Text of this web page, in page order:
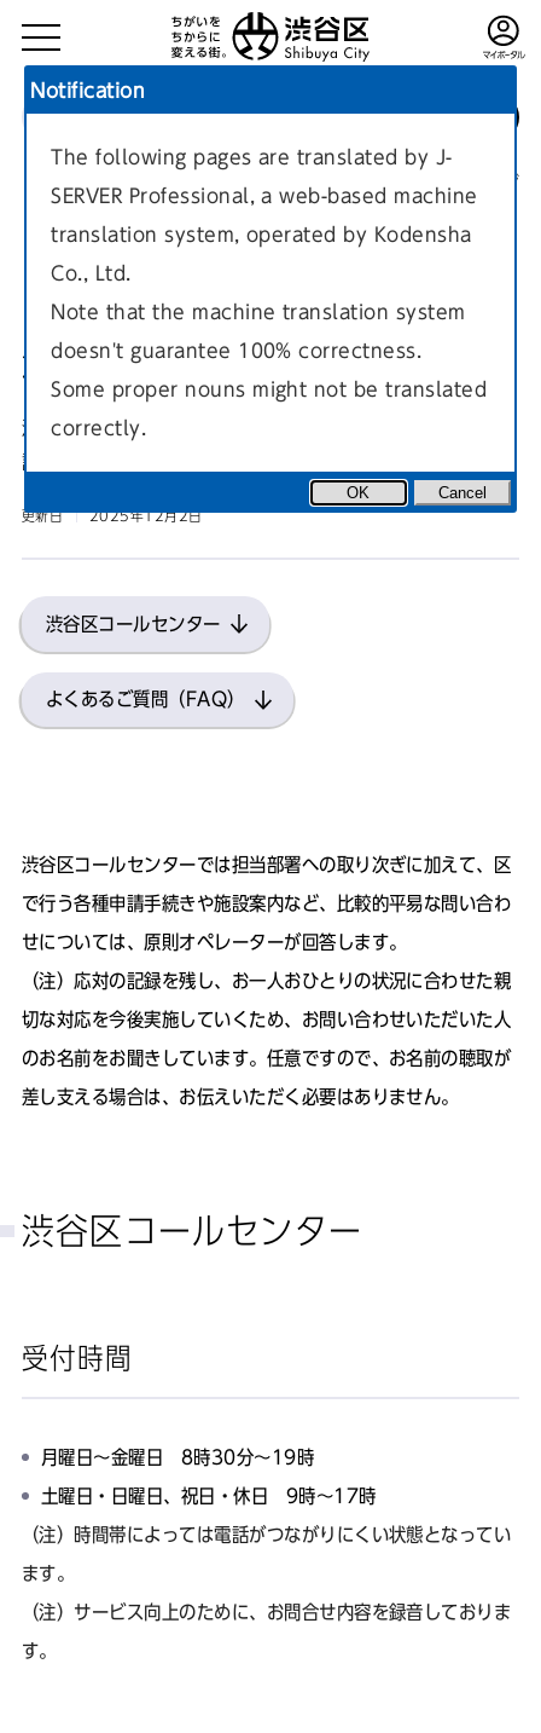
現在のページ
渋谷区コールセンター
渋谷区コールセンター 電話番号：03-3463-1211（代表電
話）
更新日 2025年12月2日
渋谷区コールセンター
よくあるご質問（FAQ）
渋谷区コールセンターでは担当部署への取り次ぎに加えて、区
で行う各種申請手続きや施設案内など、比較的平易な問い合わ
せについては、原則オペレーターが回答します。
（注）応対の記録を残し、お一人おひとりの状況に合わせた親
切な対応を今後実施していくため、お問い合わせいただいた人
のお名前をお聞きしています。任意ですので、お名前の聴取が
差し支える場合は、お伝えいただく必要はありません。
渋谷区コールセンター
受付時間
月曜日～金曜日 8時30分～19時
土曜日・日曜日、祝日・休日 9時～17時
（注）時間帯によっては電話がつながりにくい状態となってい
ます。
（注）サービス向上のために、お問合せ内容を録音しておりま
す。
Notification
The following pages are translated by J-
SERVER Professional, a web-based machine
translation system, operated by Kodensha
Co., Ltd.
Note that the machine translation system
doesn't guarantee 100% correctness.
Some proper nouns might not be translated
correctly.
OK Cancel